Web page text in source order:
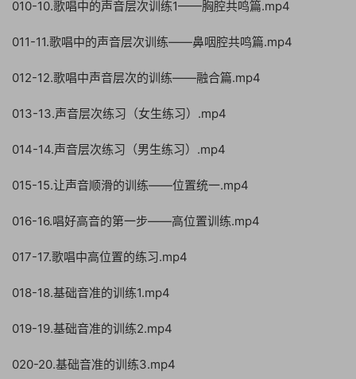
010-10.歌唱中的声音层次训练1——胸腔共鸣篇.mp4
011-11.歌唱中的声音层次训练——鼻咽腔共鸣篇.mp4
012-12.歌唱中声音层次的训练——融合篇.mp4
013-13.声音层次练习（女生练习）.mp4
014-14.声音层次练习（男生练习）.mp4
015-15.让声音顺滑的训练——位置统一.mp4
016-16.唱好高音的第一步——高位置训练.mp4
017-17.歌唱中高位置的练习.mp4
018-18.基础音准的训练1.mp4
019-19.基础音准的训练2.mp4
020-20.基础音准的训练3.mp4